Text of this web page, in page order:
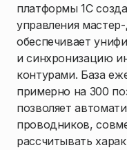
платформы 1С
управления
обеспечивает
и синхронизацию
контурами. База
примерно на 300
позволяет
проводников,
рассчитывать